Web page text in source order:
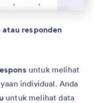
responden
untuk melihat
individual. Anda
untuk melihat data